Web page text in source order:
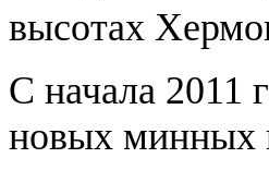
высотах
С начала 2011
новых минных